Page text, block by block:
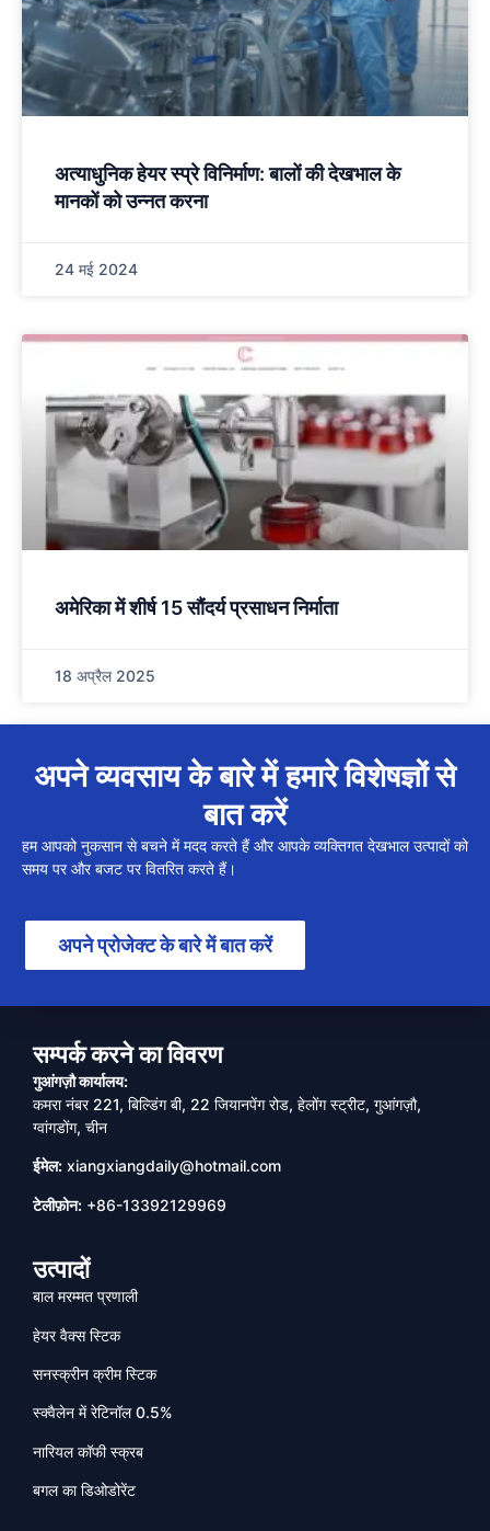
अत्याधुनिक हेयर स्प्रे विनिर्माण: बालों की देखभाल के
मानकों को उन्नत करना
24 मई 2024
अमेरिका में शीर्ष 15 सौंदर्य प्रसाधन निर्माता
18 अप्रैल 2025
अपने व्यवसाय के बारे में हमारे विशेषज्ञों से
बात करें
हम आपको नुकसान से बचने में मदद करते हैं और आपके व्यक्तिगत देखभाल उत्पादों को
समय पर और बजट पर वितरित करते हैं।
अपने प्रोजेक्ट के बारे में बात करें
सम्पर्क करने का विवरण
गुआंगज़ौ कार्यालय:
कमरा नंबर 221, बिल्डिंग बी, 22 जियानपेंग रोड, हेलोंग स्ट्रीट, गुआंगज़ौ,
ग्वांगडोंग, चीन
ईमेल: xiangxiangdaily@hotmail.com
टेलीफ़ोन: +86-13392129969
उत्पादों
बाल मरम्मत प्रणाली
हेयर वैक्स स्टिक
सनस्क्रीन क्रीम स्टिक
स्क्वैलेन में रेटिनॉल 0.5%
नारियल कॉफी स्क्रब
बगल का डिओडोरेंट